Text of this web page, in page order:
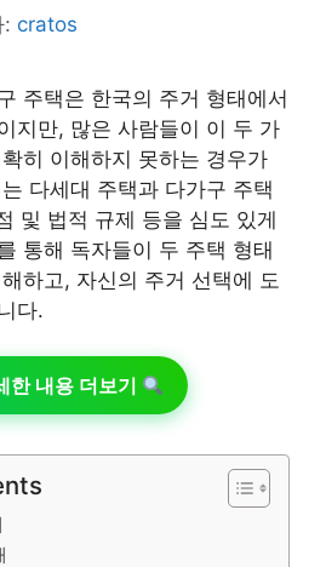
: cratos
주택은 한국의 주거 형태에서
지만, 많은 사람들이 이 두 가
히 이해하지 못하는 경우가
다세대 주택과 다가구 주택
및 법적 규제 등을 심도 있게
통해 독자들이 두 주택 형태
하고, 자신의 주거 선택에 도
다.
한 내용 더보기